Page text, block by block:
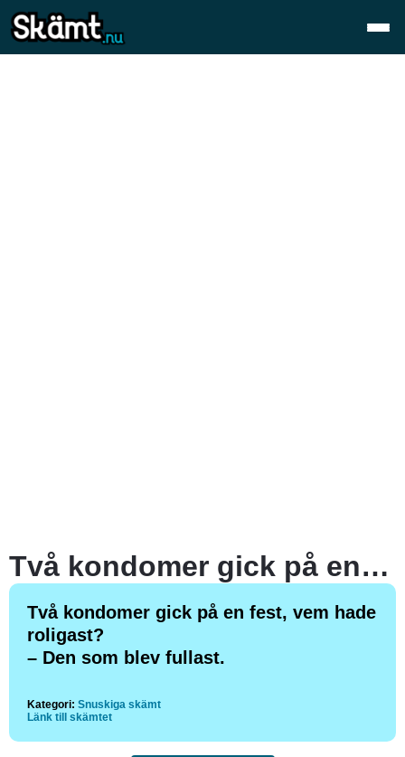
Två kondomer gick på en fest, vem hade roligast?
Två kondomer gick på en fest, vem hade
roligast?
– Den som blev fullast.
Kategori: Snuskiga skämt
Länk till skämtet